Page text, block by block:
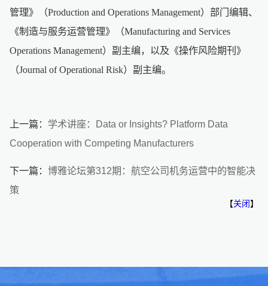
管理》（Production and Operations Management）部门编辑、
《制造与服务运营管理》（Manufacturing and Services
Operations Management）副主编，以及《操作风险期刊》
（Journal of Operational Risk）副主编。
上一篇： 学术讲座：Data or Insights? Platform Data
Cooperation with Competing Manufacturers
下一篇： 博雅论坛第312期：航空公司机务运营中的智能决
策
【关闭】